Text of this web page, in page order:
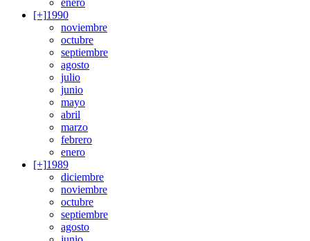
[+]1990
noviembre
octubre
septiembre
agosto
julio
junio
mayo
abril
marzo
febrero
enero
[+]1989
diciembre
noviembre
octubre
septiembre
agosto